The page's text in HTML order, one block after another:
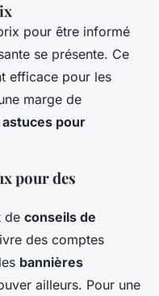
pour être informé
se présente. Ce
efficace pour les
marge de
astuces pour
pour des
de conseils de
des comptes
bannières
ailleurs. Pour une